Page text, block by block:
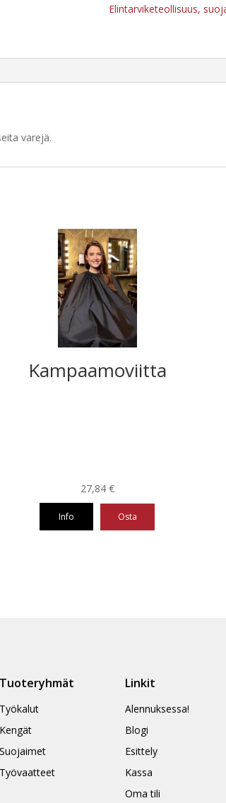
Elintarviketeollisuus,
varejä.
Kampaamoviitta
27,84 €
Info Osta
Tuoteryhmät
Työkalut
Kengät
Suojaimet
Työvaatteet
Linkit
Alennuksessa!
Blogi
Esittely
Kassa
Oma tili